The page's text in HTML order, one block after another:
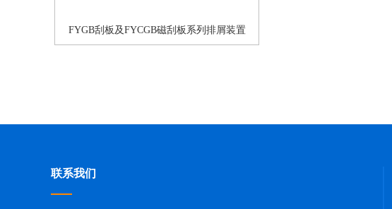
FYGB刮板及FYCGB磁刮板系列排屑装置
联系我们